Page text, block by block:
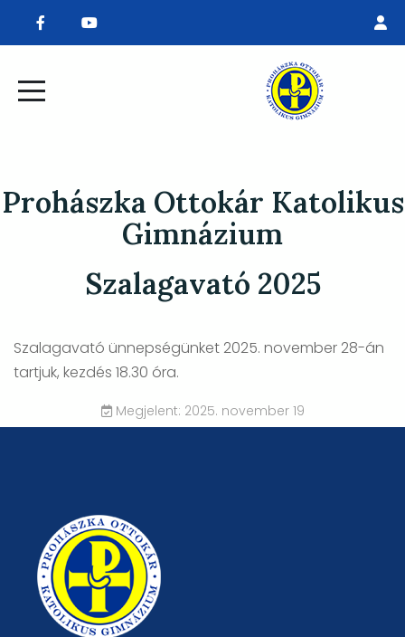
Prohászka Ottokár Katolikus
Gimnázium
Szalagavató 2025
Szalagavató ünnepségünket 2025. november 28-án
tartjuk, kezdés 18.30 óra.
Megjelent: 2025. november 19